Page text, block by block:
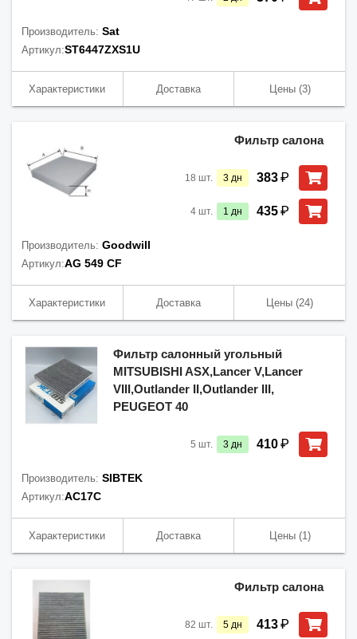
Производитель: Sat
Артикул:ST6447ZXS1U
Характеристики Доставка Цены(3)
Фильтр салона
18 шт. 3 дн 383₽
4 шт. 1 дн 435₽
Производитель: Goodwill
Артикул:AG 549 CF
Характеристики Доставка Цены (24)
Фильтр салонный угольный
MITSUBISHI ASX,Lancer V,Lancer
VIII,Outlander II,Outlander III,
PEUGEOT 40
5 шт. 3 дн 410₽
Производитель: SIBTEK
Артикул:AC17C
Характеристики Доставка Цены(1)
Фильтр салона
82 шт. 5 дн 413₽